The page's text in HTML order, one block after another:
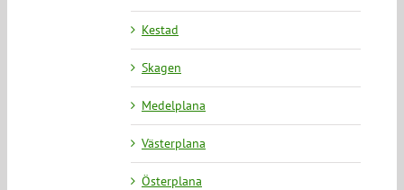
Kestad
Skagen
Medelplana
Västerplana
Österplana